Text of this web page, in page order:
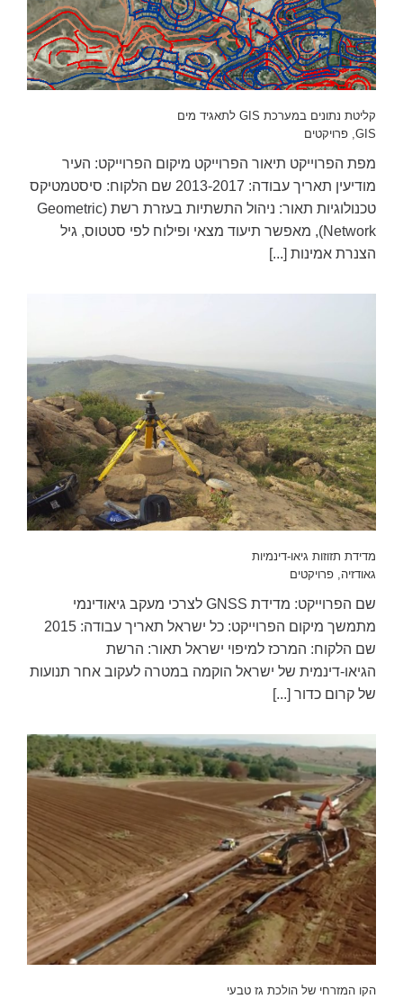
קליטת נתונים במערכת GIS לתאגיד מים
GIS
, פרויקטים
מפת הפרוייקט תיאור הפרוייקט מיקום הפרוייקט: העיר
מודיעין תאריך עבודה: 2013-2017 שם הלקוח: סיסטמטיקס
טכנולוגיות תאור: ניהול התשתיות בעזרת רשת (Geometric
Network), מאפשר תיעוד מצאי ופילוח לפי סטטוס, גיל
הצנרת אמינות [...]
מדידת תזוזות גיאו-דינמיות
גאודזיה פרויקטים
שם הפרוייקט: מדידת GNSS לצרכי מעקב גיאודינמי
מתמשך מיקום הפרוייקט: כל ישראל תאריך עבודה: 2015
שם הלקוח: המרכז למיפוי ישראל תאור: הרשת
הגיאו-דינמית של ישראל הוקמה במטרה לעקוב אחר תנועות
של קרום כדור [...]
הקו המזרחי של הולכת גז טבעי